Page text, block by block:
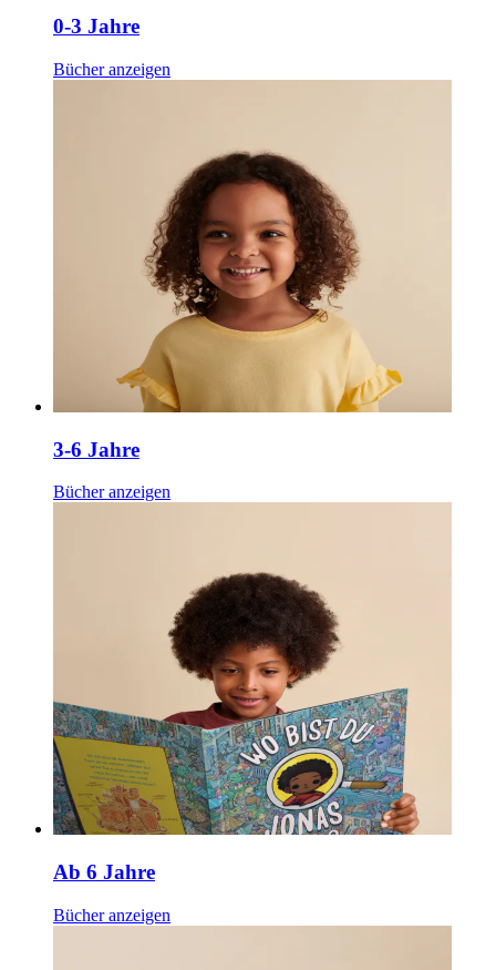
0-3 Jahre
Bücher anzeigen
3-6 Jahre
Bücher anzeigen
Ab 6 Jahre
Bücher anzeigen